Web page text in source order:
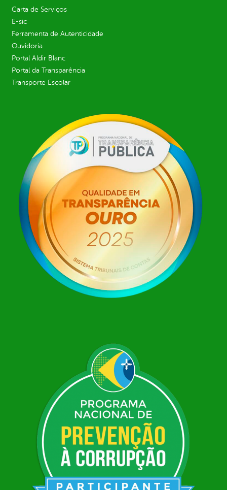
Carta de Serviços
E-sic
Ferramenta de Autenticidade
Ouvidoria
Portal Aldir Blanc
Portal da Transparência
Transporte Escolar